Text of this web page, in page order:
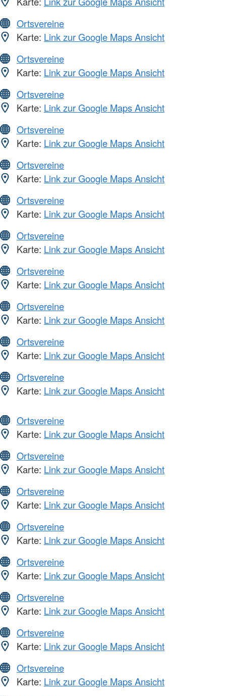
Ortsvereine
Karte: Link zur Google Maps Ansicht
Ortsvereine
Karte: Link zur Google Maps Ansicht
Ortsvereine
Karte: Link zur Google Maps Ansicht
Ortsvereine
Karte: Link zur Google Maps Ansicht
Ortsvereine
Karte: Link zur Google Maps Ansicht
Ortsvereine
Karte: Link zur Google Maps Ansicht
Ortsvereine
Karte: Link zur Google Maps Ansicht
Ortsvereine
Karte: Link zur Google Maps Ansicht
Ortsvereine
Karte: Link zur Google Maps Ansicht
Ortsvereine
Karte: Link zur Google Maps Ansicht
Ortsvereine
Karte: Link zur Google Maps Ansicht
Ortsvereine
Karte: Link zur Google Maps Ansicht
Ortsvereine
Karte: Link zur Google Maps Ansicht
Ortsvereine
Karte: Link zur Google Maps Ansicht
Ortsvereine
Karte: Link zur Google Maps Ansicht
Ortsvereine
Karte: Link zur Google Maps Ansicht
Ortsvereine
Karte: Link zur Google Maps Ansicht
Ortsvereine
Karte: Link zur Google Maps Ansicht
Ortsvereine
Karte: Link zur Google Maps Ansicht